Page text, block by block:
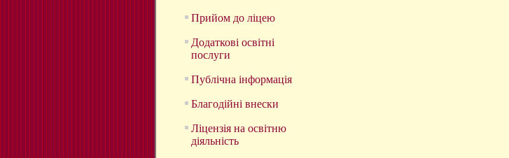
Прийом до ліцею
Додаткові освітні
послуги
Публічна інформація
Благодійні внески
Ліцензія на освітню
діяльність